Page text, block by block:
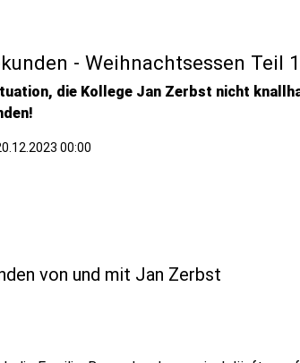
- Weihnachtsessen Teil 1
die Kollege Jan Zerbst nicht
00:00
von und mit Jan Zerbst